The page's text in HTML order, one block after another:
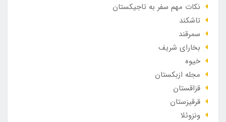
نکات مهم سفر به تاجیکستان
تاشکند
سمرقند
بخارای شریف
خیوه
مجله ازبکستان
قزاقستان
قرقیزستان
ونزوئلا